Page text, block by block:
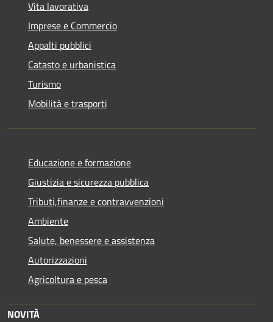
Vita lavorativa
Imprese e Commercio
Appalti pubblici
Catasto e urbanistica
Turismo
Mobilità e trasporti
Educazione e formazione
Giustizia e sicurezza pubblica
Tributi,finanze e contravvenzioni
Ambiente
Salute, benessere e assistenza
Autorizzazioni
Agricoltura e pesca
NOVITÀ